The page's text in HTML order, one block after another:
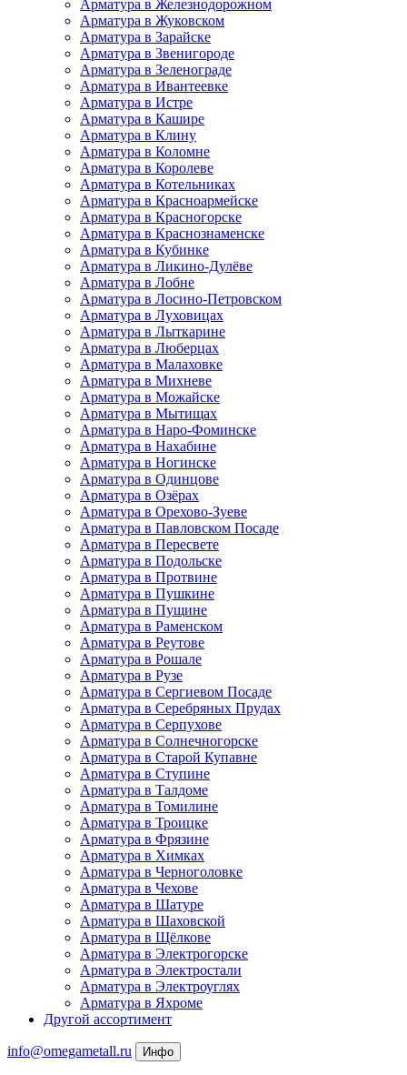
Арматура в Железнодорожном
Арматура в Жуковском
Арматура в Зарайске
Арматура в Звенигороде
Арматура в Зеленограде
Арматура в Ивантеевке
Арматура в Истре
Арматура в Кашире
Арматура в Клину
Арматура в Коломне
Арматура в Королеве
Арматура в Котельниках
Арматура в Красноармейске
Арматура в Красногорске
Арматура в Краснознаменске
Арматура в Кубинке
Арматура в Ликино-Дулёве
Арматура в Лобне
Арматура в Лосино-Петровском
Арматура в Луховицах
Арматура в Лыткарине
Арматура в Люберцах
Арматура в Малаховке
Арматура в Михневе
Арматура в Можайске
Арматура в Мытищах
Арматура в Наро-Фоминске
Арматура в Нахабине
Арматура в Ногинске
Арматура в Одинцове
Арматура в Озёрах
Арматура в Орехово-Зуеве
Арматура в Павловском Посаде
Арматура в Пересвете
Арматура в Подольске
Арматура в Протвине
Арматура в Пушкине
Арматура в Пущине
Арматура в Раменском
Арматура в Реутове
Арматура в Рошале
Арматура в Рузе
Арматура в Сергиевом Посаде
Арматура в Серебряных Прудах
Арматура в Серпухове
Арматура в Солнечногорске
Арматура в Старой Купавне
Арматура в Ступине
Арматура в Талдоме
Арматура в Томилине
Арматура в Троицке
Арматура в Фрязине
Арматура в Химках
Арматура в Черноголовке
Арматура в Чехове
Арматура в Шатуре
Арматура в Шаховской
Арматура в Щёлкове
Арматура в Электрогорске
Арматура в Электростали
Арматура в Электроуглях
Арматура в Яхроме
Другой ассортимент
info@omegametall.ru Инфо